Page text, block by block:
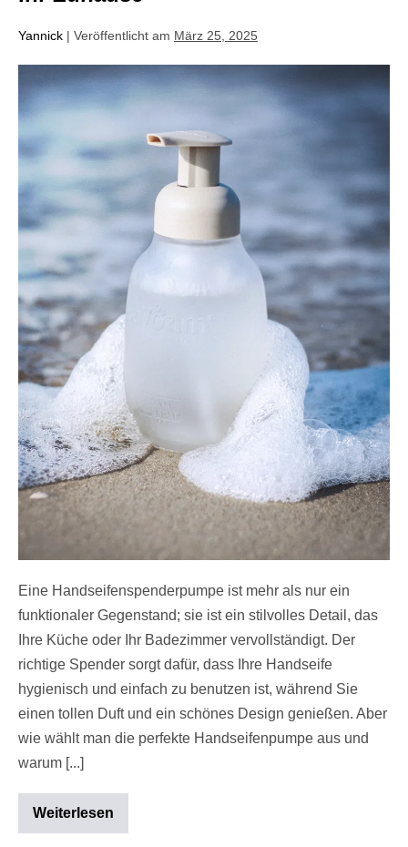
Yannick | Veröffentlicht am März 25, 2025
Eine Handseifenspenderpumpe ist mehr als nur ein
funktionaler Gegenstand; sie ist ein stilvolles Detail, das
Ihre Küche oder Ihr Badezimmer vervollständigt. Der
richtige Spender sorgt dafür, dass Ihre Handseife
hygienisch und einfach zu benutzen ist, während Sie
einen tollen Duft und ein schönes Design genießen. Aber
wie wählt man die perfekte Handseifenpumpe aus und
warum [...]
Weiterlesen